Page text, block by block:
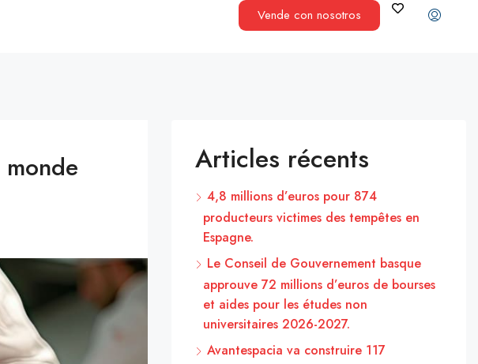
Vende con nosotros
monde Articles récents
4,8 millions d’euros pour 874
producteurs victimes des tempêtes en
Espagne.
Le Conseil de Gouvernement basque
approuve 72 millions d’euros de bourses
et aides pour les études non
universitaires 2026-2027.
Avantespacia va construire 117